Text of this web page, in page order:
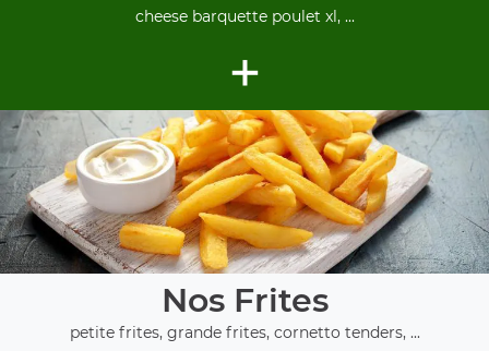
cheese barquette poulet xl, ...
+
Nos Frites
petite frites, grande frites, cornetto tenders, ...